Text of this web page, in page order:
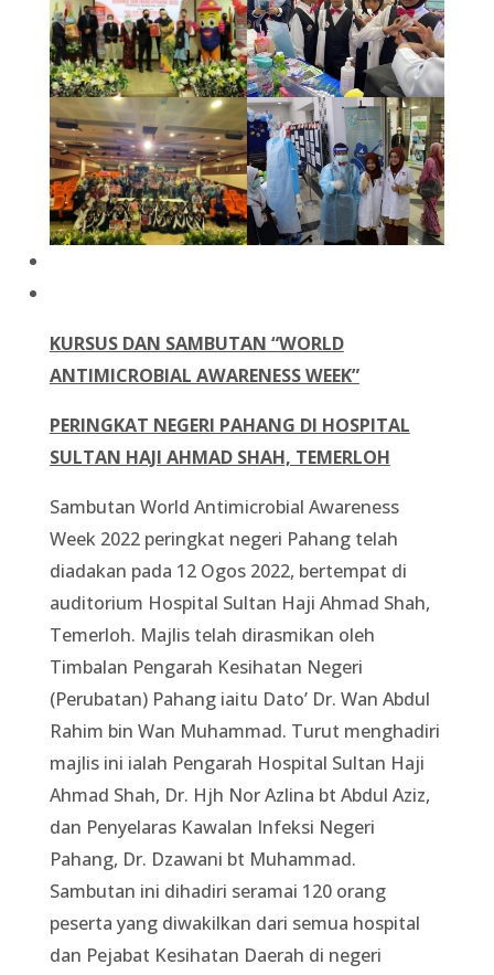
KURSUS DAN SAMBUTAN “WORLD
ANTIMICROBIAL AWARENESS WEEK”
PERINGKAT NEGERI PAHANG DI HOSPITAL
SULTAN HAJI AHMAD SHAH, TEMERLOH
Sambutan World Antimicrobial Awareness
Week 2022 peringkat negeri Pahang telah
diadakan pada 12 Ogos 2022, bertempat di
auditorium Hospital Sultan Haji Ahmad Shah,
Temerloh. Majlis telah dirasmikan oleh
Timbalan Pengarah Kesihatan Negeri
(Perubatan) Pahang iaitu Dato’ Dr. Wan Abdul
Rahim bin Wan Muhammad. Turut menghadiri
majlis ini ialah Pengarah Hospital Sultan Haji
Ahmad Shah, Dr. Hjh Nor Azlina bt Abdul Aziz,
dan Penyelaras Kawalan Infeksi Negeri
Pahang, Dr. Dzawani bt Muhammad.
Sambutan ini dihadiri seramai 120 orang
peserta yang diwakilkan dari semua hospital
dan Pejabat Kesihatan Daerah di negeri